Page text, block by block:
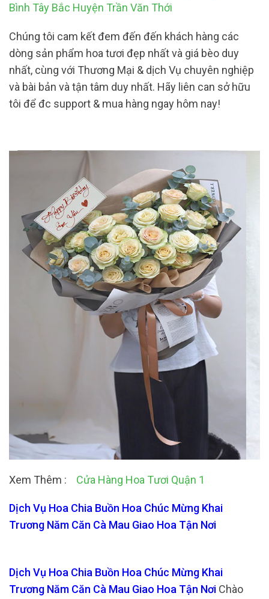
Bình Tây Bắc Huyện Trần Văn Thới
Chúng tôi cam kết đem đến đến khách hàng các
dòng sản phẩm hoa tươi đẹp nhất và giá bèo duy
nhất, cùng với Thương Mại & dịch Vụ chuyên nghiệp
và bài bản và tận tâm duy nhất. Hãy liên can sở hữu
tôi để đc support & mua hàng ngay hôm nay!
Xem Thêm : Cửa Hàng Hoa Tươi Quận 1
Dịch Vụ Hoa Chia Buồn Hoa Chúc Mừng Khai
Trương Năm Căn Cà Mau Giao Hoa Tận Nơi
Dịch Vụ Hoa Chia Buồn Hoa Chúc Mừng Khai
Trương Năm Căn Cà Mau Giao Hoa Tận Nơi Chào